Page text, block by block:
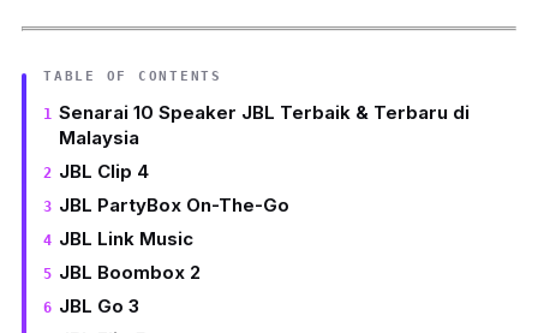
TABLE OF CONTENTS
Senarai 10 Speaker JBL Terbaik & Terbaru di
Malaysia
JBL Clip 4
JBL PartyBox On-The-Go
JBL Link Music
JBL Boombox 2
JBL Go 3